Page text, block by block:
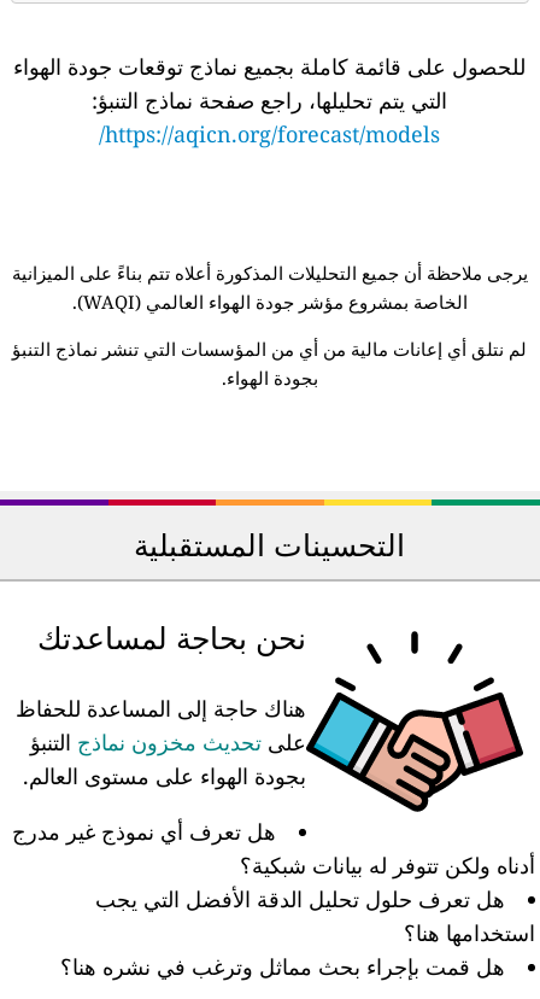
للحصول على قائمة كاملة بجميع نماذج توقعات جودة الهواء
التي يتم تحليلها، راجع صفحة نماذج التنبؤ:
https://aqicn.org/forecast/models/
يرجى ملاحظة أن جميع التحليلات المذكورة أعلاه تتم بناءً على الميزانية
الخاصة بمشروع مؤشر جودة الهواء العالمي (WAQI).
لم نتلق أي إعانات مالية من أي من المؤسسات التي تنشر نماذج التنبؤ
بجودة الهواء.
التحسينات المستقبلية
نحن بحاجة لمساعدتك
هناك حاجة إلى المساعدة للحفاظ
على تحديث مخزون نماذجالتنبؤ
بجودة الهواء على مستوى العالم.
هل تعرف أي نموذج غير مدرج
أدناه ولكن تتوفر له بيانات شبكية؟
هل تعرف حلول تحليل الدقة الأفضل التي يجب
استخدامها هنا؟
هل قمت بإجراء بحث مماثل وترغب في نشره هنا؟